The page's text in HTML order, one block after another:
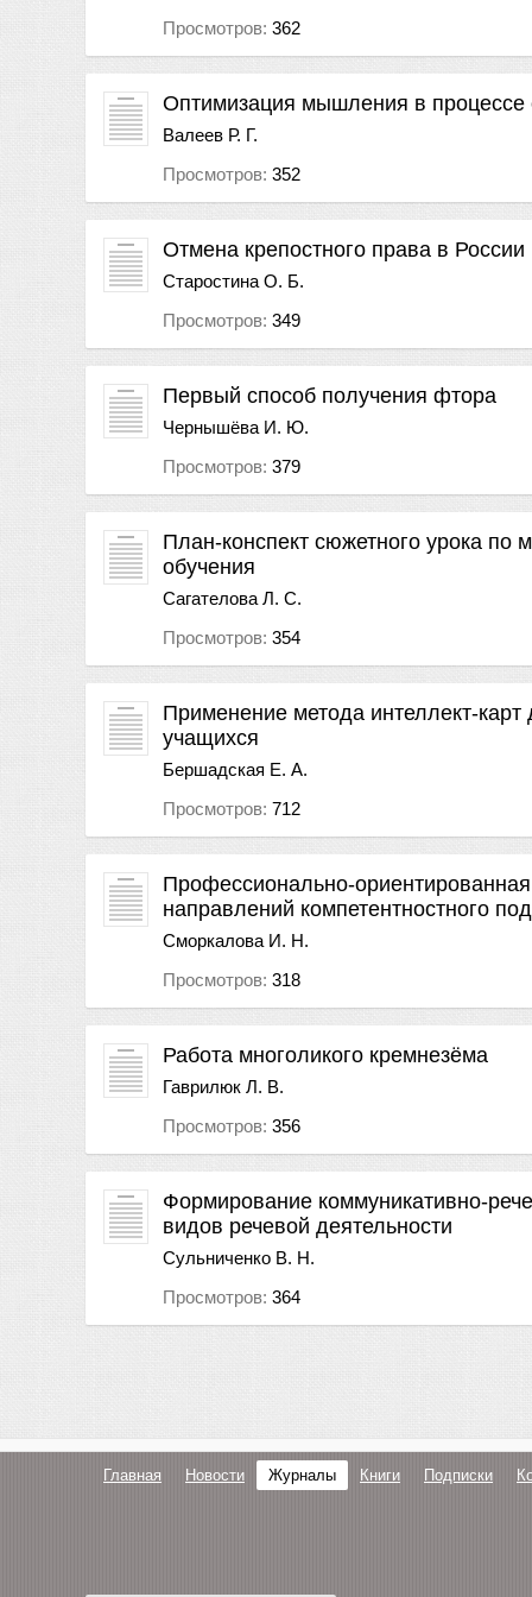
Просмотров: 362
Оптимизация мышления в процессе
Валеев Р. Г.
Просмотров: 352
Отмена крепостного права в России
Старостина О. Б.
Просмотров: 349
Первый способ получения фтора
Чернышёва И. Ю.
Просмотров: 379
План-конспект сюжетного урока по
обучения
Сагателова Л. С.
Просмотров: 354
Применение метода интеллект-
учащихся
Бершадская Е. А.
Просмотров: 712
Профессионально-
направлений компетентностного
Сморкалова И. Н.
Просмотров: 318
Работа многоликого кремнезёма
Гаврилюк Л. В.
Просмотров: 356
Формирование коммуникативно-
видов речевой деятельности
Сульниченко В. Н.
Просмотров: 364
Главная Новости Журналы Книги Подписки